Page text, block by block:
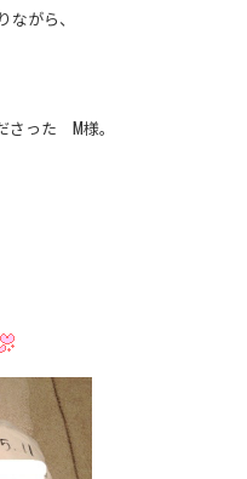
がら、
さった M様。